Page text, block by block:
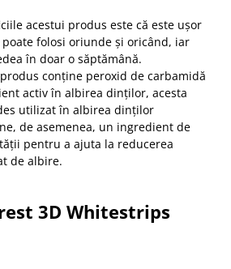
acestui produs este că este ușor
folosi oriunde și oricând, iar
în doar o săptămână.
conține peroxid de carbamidă
activ în albirea dinților, acesta
utilizat în albirea dinților
de asemenea, un ingredient de
pentru a ajuta la reducerea
de albire.
3D Whitestrips